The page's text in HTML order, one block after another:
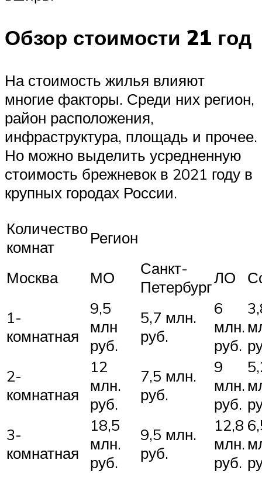
Обзор стоимости 21 год
На стоимость жилья влияют
многие факторы. Среди них регион,
район расположения,
инфраструктура, площадь и прочее.
Но можно выделить усредненную
стоимость брежневок в 2021 году в
крупных городах России.
Количество
комнат
Регион
Москва МО
Санкт-
ПетербургЛО
1-
комнатная
9,5
млн
руб.
5,7 млн.
руб.
6
млн.
руб.
2-
комнатная
12
млн.
руб.
7,5 млн.
руб.
9
млн.
руб.
3-
комнатная
18,5
млн.
руб.
9,5 млн.
руб.
12,8
млн.
руб.